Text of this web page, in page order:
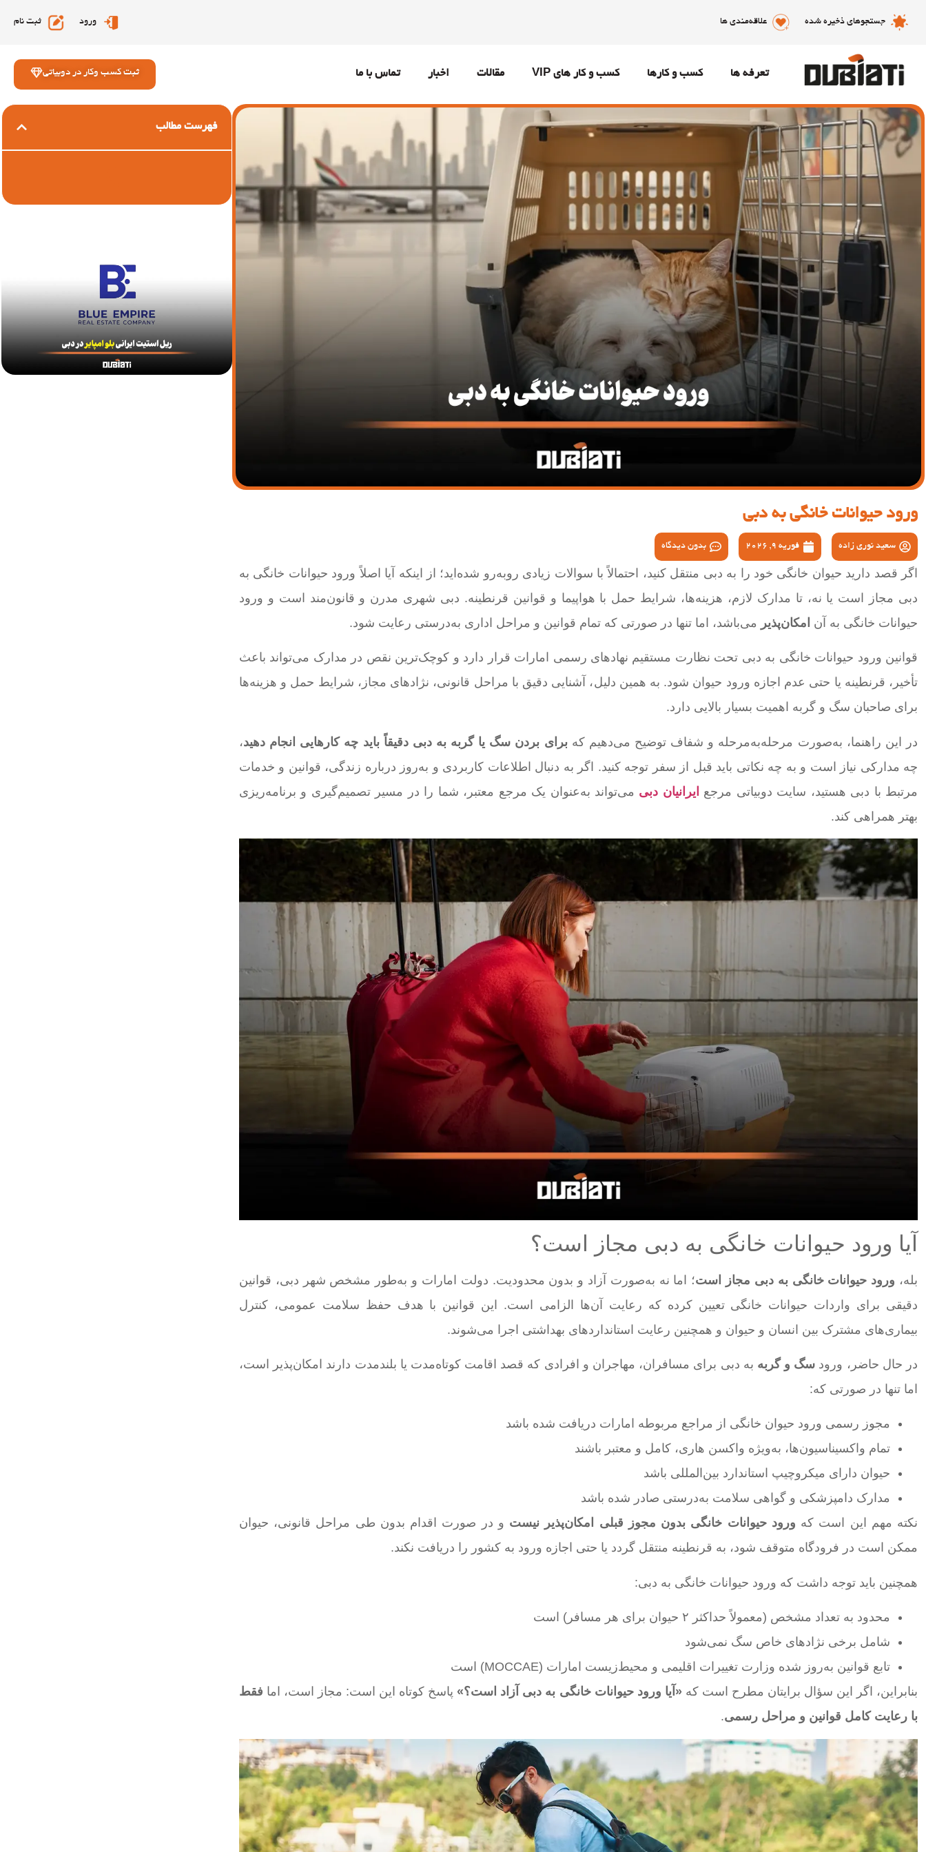
جستجوهای ذخیره شده علاقه‌مندی ها ورود ثبت نام
تعرفه ها کسب و کارها کسب و کار های VIP مقالات اخبار تماس با ما ثبت کسب وکار در دوبیاتی
ورود حیوانات خانگی به دبی
سعید نوری زاده فوریه 9, 2026 بدون دیدگاه
اگر قصد دارید حیوان خانگی خود را به دبی منتقل کنید، احتمالاً با سوالات زیادی روبه‌رو شده‌اید؛ از اینکه آیا اصلاً ورود حیوانات خانگی به
دبی مجاز است یا نه، تا مدارک لازم، هزینه‌ها، شرایط حمل با هواپیما و قوانین قرنطینه. دبی شهری مدرن و قانون‌مند است و ورود
حیوانات خانگی به آن امکان‌پذیر می‌باشد، اما تنها در صورتی که تمام قوانین و مراحل اداری به‌درستی رعایت شود.
قوانین ورود حیوانات خانگی به دبی تحت نظارت مستقیم نهادهای رسمی امارات قرار دارد و کوچک‌ترین نقص در مدارک می‌تواند باعث
تأخیر، قرنطینه یا حتی عدم اجازه ورود حیوان شود. به همین دلیل، آشنایی دقیق با مراحل قانونی، نژادهای مجاز، شرایط حمل و هزینه‌ها
برای صاحبان سگ و گربه اهمیت بسیار بالایی دارد.
در این راهنما، به‌صورت مرحله‌به‌مرحله و شفاف توضیح می‌دهیم کهبرای بردن سگ یا گربه به دبی دقیقاً باید چه کارهایی انجام دهید،
چه مدارکی نیاز است و به چه نکاتی باید قبل از سفر توجه کنید. اگر به دنبال اطلاعات کاربردی و به‌روز درباره زندگی، قوانین و خدمات
مرتبط با دبی هستید، سایت دوبیاتی مرجع ایرانیان دبی می‌تواند به‌عنوان یک مرجع معتبر، شما را در مسیر تصمیم‌گیری و برنامه‌ریزی
بهتر همراهی کند.
آیا ورود حیوانات خانگی به دبی مجاز است؟
بله، ورود حیوانات خانگی به دبی مجاز است؛ اما نه به‌صورت آزاد و بدون محدودیت. دولت امارات و به‌طور مشخص شهر دبی، قوانین
دقیقی برای واردات حیوانات خانگی تعیین کرده که رعایت آن‌ها الزامی است. این قوانین با هدف حفظ سلامت عمومی، کنترل
بیماری‌های مشترک بین انسان و حیوان و همچنین رعایت استانداردهای بهداشتی اجرا می‌شوند.
در حال حاضر، ورود سگ و گربه به دبی برای مسافران، مهاجران و افرادی که قصد اقامت کوتاه‌مدت یا بلندمدت دارند امکان‌پذیر است،
اما تنها در صورتی که:
مجوز رسمی ورود حیوان خانگی از مراجع مربوطه امارات دریافت شده باشد
تمام واکسیناسیون‌ها، به‌ویژه واکسن هاری، کامل و معتبر باشند
حیوان دارای میکروچیپ استاندارد بین‌المللی باشد
مدارک دامپزشکی و گواهی سلامت به‌درستی صادر شده باشد
نکته مهم این است که ورود حیوانات خانگی بدون مجوز قبلی امکان‌پذیر نیست و در صورت اقدام بدون طی مراحل قانونی، حیوان
ممکن است در فرودگاه متوقف شود، به قرنطینه منتقل گردد یا حتی اجازه ورود به کشور را دریافت نکند.
همچنین باید توجه داشت که ورود حیوانات خانگی به دبی:
محدود به تعداد مشخص (معمولاً حداکثر ۲ حیوان برای هر مسافر) است
شامل برخی نژادهای خاص سگ نمی‌شود
تابع قوانین به‌روز شده وزارت تغییرات اقلیمی و محیط‌زیست امارات (MOCCAE) است
بنابراین، اگر این سؤال برایتان مطرح است که«آیا ورود حیوانات خانگی به دبی آزاد است؟»پاسخ کوتاه این است: مجاز است، اما فقط
با رعایت کامل قوانین و مراحل رسمی.
فهرست مطالب